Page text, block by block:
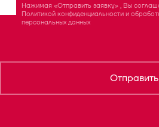
Нажимая «Отправить заявку» , Вы
Политикой конфиденциальности и
персональных данных
Отправить